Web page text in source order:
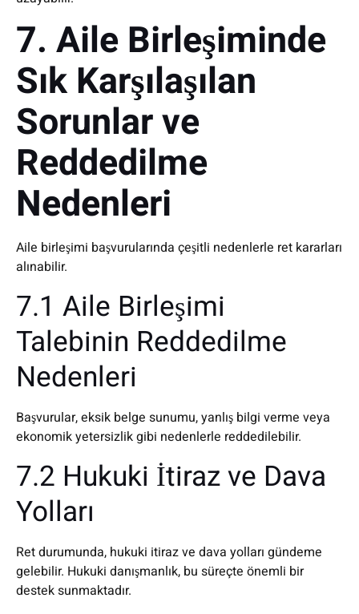
7. Aile Birleşiminde
Sık Karşılaşılan
Sorunlar ve
Reddedilme
Nedenleri
Aile birleşimi başvurularında çeşitli nedenlerle ret kararları
alınabilir.
7.1 Aile Birleşimi
Talebinin Reddedilme
Nedenleri
Başvurular, eksik belge sunumu, yanlış bilgi verme veya
ekonomik yetersizlik gibi nedenlerle reddedilebilir.
7.2 Hukuki İtiraz ve Dava
Yolları
Ret durumunda, hukuki itiraz ve dava yolları gündeme
gelebilir. Hukuki danışmanlık, bu süreçte önemli bir
destek sunmaktadır.